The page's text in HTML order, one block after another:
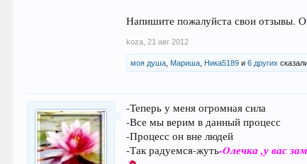
Напишите пожалуйста свои отзывы.
koza 21 авг 2012
моя душа Мариша Ника5189 и6 других
-Теперь у меня огромная сила
-Все мы верим в данный процесс
-Процесс он вне людей
-Так радуемся-жуть-Oлечка ,у вас